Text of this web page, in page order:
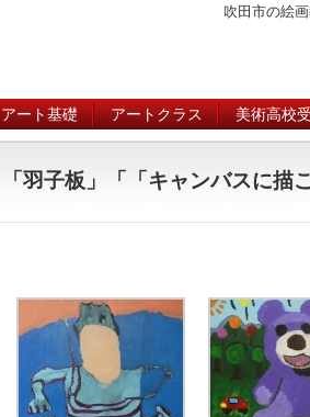
吹田市の絵
アート基礎 アートクラス 美術高校
羽子板」「「キャンバスに描こ